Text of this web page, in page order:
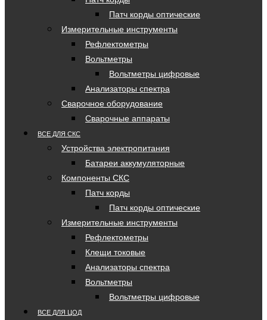
Патч корды оптические
Измерительные инструменты
Рефлектометры
Вольтметры
Вольтметры цифровые
Анализаторы спектра
Сварочное оборудование
Сварочные аппараты
ВСЕ ДЛЯ СКС
Устройства электропитания
Батареи аккумуляторные
Компоненты СКС
Патч корды
Патч корды оптические
Измерительные инструменты
Рефлектометры
Клещи токовые
Анализаторы спектра
Вольтметры
Вольтметры цифровые
ВСЕ ДЛЯ ЦОД